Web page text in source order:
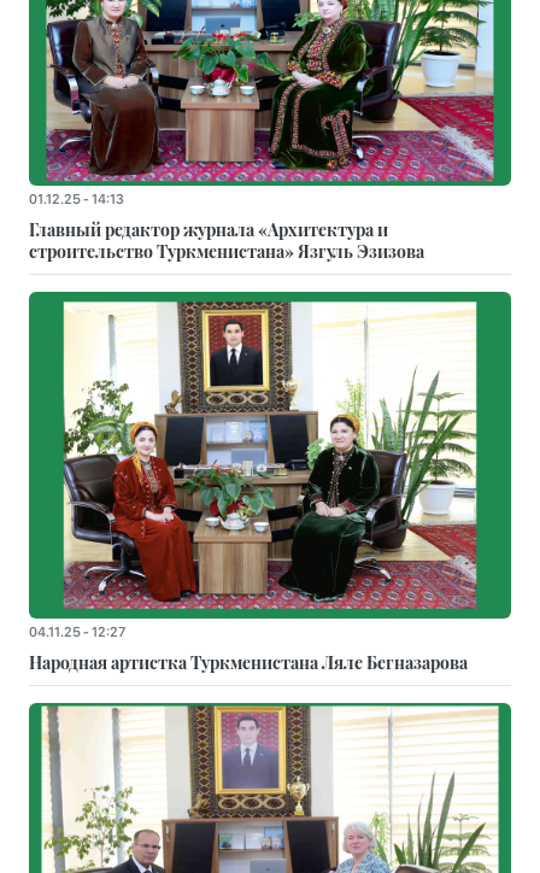
01.12.25 - 14:13
Главный редактор журнала «Архитектура и
строительство Туркменистана» Язгуль Эзизова
04.11.25 - 12:27
Народная артистка Туркменистана Ляле Бегназарова